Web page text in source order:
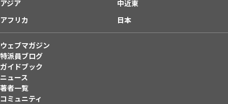
アジア
中近東
アフリカ
日本
ウェブマガジン
特派員ブログ
ガイドブック
ニュース
著者一覧
コミュニティ